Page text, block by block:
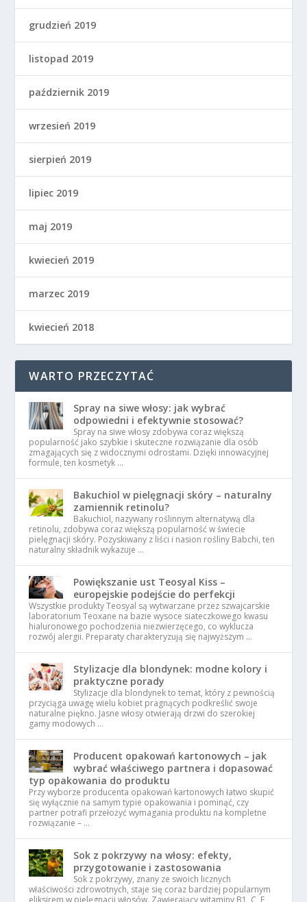
grudzień 2019
listopad 2019
październik 2019
wrzesień 2019
sierpień 2019
lipiec 2019
maj 2019
kwiecień 2019
marzec 2019
kwiecień 2018
WARTO PRZECZYTAĆ
Spray na siwe włosy: jak wybrać
odpowiedni i efektywnie stosować?
Spray na siwe włosy zdobywa coraz większą
popularność jako szybkie i skuteczne rozwiązanie dla osób
zmagających się z widocznymi odrostami. Dzięki innowacyjnej
formule, ten kosmetyk …
Bakuchiol w pielęgnacji skóry – naturalny
zamiennik retinolu?
Bakuchiol, nazywany roślinnym alternatywą dla
retinolu, zdobywa coraz większą popularność w świecie
pielęgnacji skóry. Pozyskiwany z liści i nasion rośliny Babchi, ten
naturalny składnik wykazuje …
Powiększanie ust Teosyal Kiss –
europejskie podejście do perfekcji
Wszystkie produkty Teosyal są wytwarzane przez szwajcarskie
laboratorium Teoxane na bazie wysoce siateczkowego kwasu
hialuronowego pochodzenia niezwierzęcego, co wyklucza
rozwój alergii. Preparaty charakteryzują się najwyższym …
Stylizacje dla blondynek: modne kolory i
praktyczne porady
Stylizacje dla blondynek to temat, który z pewnością
przyciąga uwagę wielu kobiet pragnących podkreślić swoje
naturalne piękno. Jasne włosy otwierają drzwi do szerokiej
gamy modowych …
Producent opakowań kartonowych – jak
wybrać właściwego partnera i dopasować
typ opakowania do produktu
Przy wyborze producenta opakowań kartonowych łatwo skupić
się wyłącznie na samym typie opakowania i pominąć, czy
partner potrafi przełożyć wymagania produktu na kompletne
rozwiązanie – …
Sok z pokrzywy na włosy: efekty,
przygotowanie i zastosowania
Sok z pokrzywy, znany ze swoich licznych
właściwości zdrowotnych, staje się coraz bardziej popularnym
eliksirem w pielęgnacji włosów. Zawierający witaminy B1, C, E